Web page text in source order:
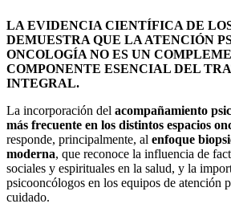
LA EVIDENCIA CIENTÍFICA DE
DEMUESTRA QUE LA ATENCIÓN
ONCOLOGÍA NO ES UN
COMPONENTE ESENCIAL DEL
INTEGRAL.
La incorporación del acompañamiento
más frecuente en los distintos espacios
responde, principalmente, al enfoque
moderna, que reconoce la influencia de
sociales y espirituales en la salud, y la
psicooncólogos en los equipos de atención
cuidado.